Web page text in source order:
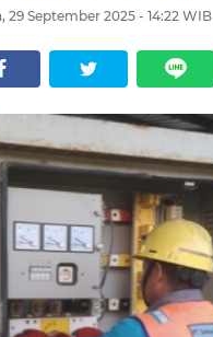
29 September 2025 - 14:22 WIB